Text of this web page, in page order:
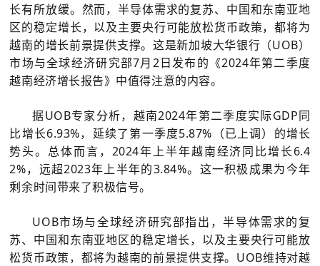
长有所放缓。然而，半导体需求的复苏、中国和东南亚地
区的稳定增长，以及主要央行可能放松货币政策，都将为
越南的增长前景提供支撑。这是新加坡大华银行（UOB）
市场与全球经济研究部7月2日发布的《2024年第二季度
越南经济增长报告》中值得注意的内容。
据UOB专家分析，越南2024年第二季度实际GDP同
比增长6.93%，延续了第一季度5.87%（已上调）的增长
势头。总体而言，2024年上半年越南经济同比增长6.4
2%，远超2023年上半年的3.84%。这一积极成果为今年
剩余时间带来了积极信号。
UOB市场与全球经济研究部指出，半导体需求的复
苏、中国和东南亚地区的稳定增长，以及主要央行可能放
松货币政策，都将为越南的前景提供支撑。UOB维持对越